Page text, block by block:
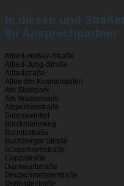
In diesen und
Ihr Ansprechpartner
Albert-Hößler-Straße
Alfred-Jung-Straße
Alfredstraße
Allee der Kosmonauten
Am Stadtpark
Am Wasserwerk
Atzpodienstraße
Bidenswinkel
Bleckmannweg
Bornitzstraße
Buchberger Straße
Bürgerheimstraße
Coppistraße
Dankwartstraße
Deutschmeisterstraße
Dietlindestraße